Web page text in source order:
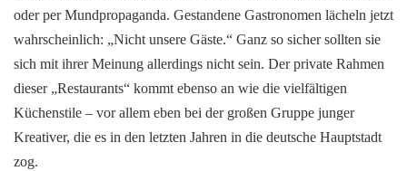
oder per Mundpropaganda. Gestandene Gastronomen lächeln jetzt
wahrscheinlich: „Nicht unsere Gäste.“ Ganz so sicher sollten sie
sich mit ihrer Meinung allerdings nicht sein. Der private Rahmen
dieser „Restaurants“ kommt ebenso an wie die vielfältigen
Küchenstile – vor allem eben bei der großen Gruppe junger
Kreativer, die es in den letzten Jahren in die deutsche Hauptstadt
zog.